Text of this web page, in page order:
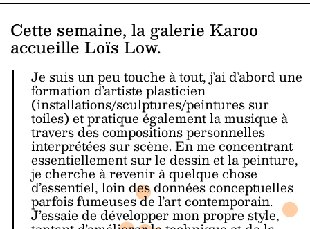
Cette semaine, la galerie Karoo
accueille Loïs Low.
Je suis un peu touche à tout, j’ai d’abord une
formation d’artiste plasticien
(installations/sculptures/peintures sur
toiles) et pratique également la musique à
travers des compositions personnelles
interprétées sur scène. En me concentrant
essentiellement sur le dessin et la peinture,
je cherche à revenir à quelque chose
d’essentiel, loin des données conceptuelles
parfois fumeuses de l’art contemporain.
J’essaie de développer mon propre style,